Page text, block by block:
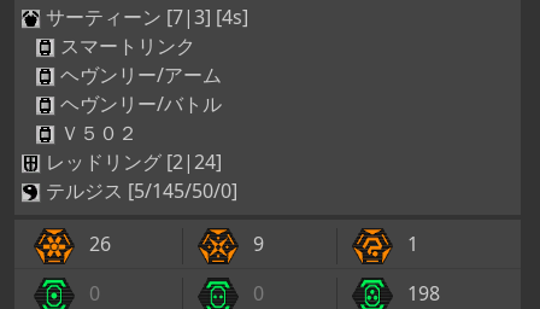
サーティーン [7|3] [4s]
スマートリンク
ヘヴンリー/アーム
ヘヴンリー/バトル
Ｖ５０２
レッドリング [2|24]
テルジス [5/145/50/0]
26
9
1
0
0
198